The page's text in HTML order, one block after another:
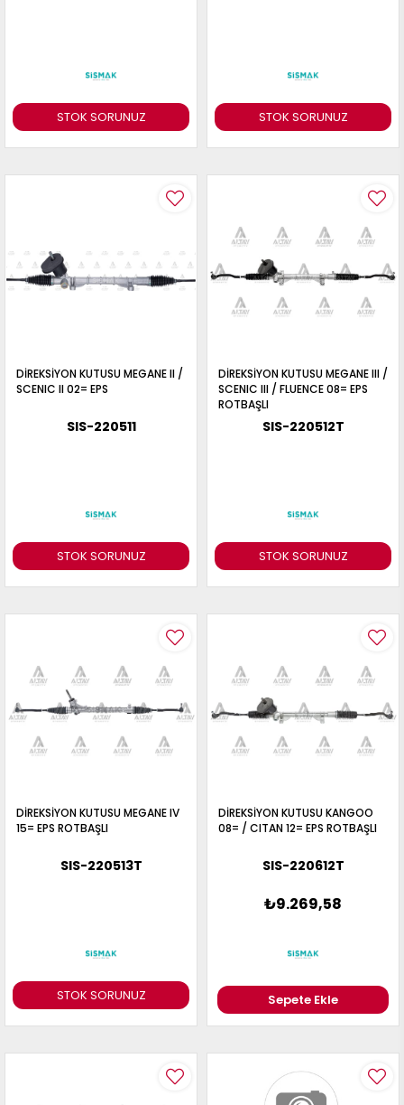
STOK SORUNUZ STOK SORUNUZ
STOK SORUNUZ
DİREKSİYON KUTUSU MEGANE II /
SCENIC II 02= EPS
SIS-220511
STOK SORUNUZ
DİREKSİYON KUTUSU MEGANE III /
SCENIC III / FLUENCE 08= EPS
ROTBAŞLI
SIS-220512T
STOK SORUNUZ
DİREKSİYON KUTUSU MEGANE IV
15= EPS ROTBAŞLI
SIS-220513T
DİREKSİYON KUTUSU KANGOO
08= / CITAN 12= EPS ROTBAŞLI
SIS-220612T
₺9.269,58
Sepete Ekle